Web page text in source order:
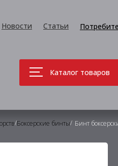
Новости Статьи
Каталог товаров
/Боксерские бинты/ Бинт